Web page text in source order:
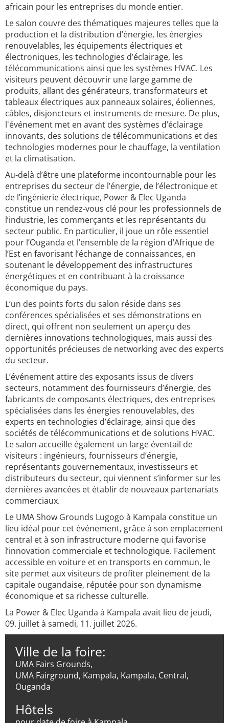
africain pour les entreprises du monde entier.
Le salon couvre des thématiques majeures telles que la
production et la distribution d’énergie, les énergies
renouvelables, les équipements électriques et
électroniques, les technologies d’éclairage, les
télécommunications ainsi que les systèmes HVAC. Les
visiteurs peuvent découvrir une large gamme de
produits, allant des générateurs, transformateurs et
tableaux électriques aux panneaux solaires, éoliennes,
câbles, disjoncteurs et instruments de mesure. De plus,
l'événement met en avant des systèmes d’éclairage
innovants, des solutions de télécommunications et des
technologies modernes pour le chauffage, la ventilation
et la climatisation.
Au-delà d’être une plateforme incontournable pour les
entreprises du secteur de l’énergie, de l’électronique et
de l’ingénierie électrique, Power & Elec Uganda
constitue un rendez-vous clé pour les professionnels de
l’industrie, les commerçants et les représentants du
secteur public. En particulier, il joue un rôle essentiel
pour l’Ouganda et l’ensemble de la région d’Afrique de
l’Est en favorisant l’échange de connaissances, en
soutenant le développement des infrastructures
énergétiques et en contribuant à la croissance
économique du pays.
L’un des points forts du salon réside dans ses
conférences spécialisées et ses démonstrations en
direct, qui offrent non seulement un aperçu des
dernières innovations technologiques, mais aussi des
opportunités précieuses de networking avec des experts
du secteur.
L’événement attire des exposants issus de divers
secteurs, notamment des fournisseurs d’énergie, des
fabricants de composants électriques, des entreprises
spécialisées dans les énergies renouvelables, des
experts en technologies d’éclairage, ainsi que des
sociétés de télécommunications et de solutions HVAC.
Le salon accueille également un large éventail de
visiteurs : ingénieurs, fournisseurs d’énergie,
représentants gouvernementaux, investisseurs et
distributeurs du secteur, qui viennent s’informer sur les
dernières avancées et établir de nouveaux partenariats
commerciaux.
Le UMA Show Grounds Lugogo à Kampala constitue un
lieu idéal pour cet événement, grâce à son emplacement
central et à son infrastructure moderne qui favorise
l’innovation commerciale et technologique. Facilement
accessible en voiture et en transports en commun, le
site permet aux visiteurs de profiter pleinement de la
capitale ougandaise, réputée pour son dynamisme
économique et sa richesse culturelle.
La Power & Elec Uganda à Kampala avait lieu de jeudi,
09. juillet à samedi, 11. juillet 2026.
Ville de la foire:
UMA Fairs Grounds,
UMA Fairground, Kampala, Kampala, Central,
Ouganda
Hôtels